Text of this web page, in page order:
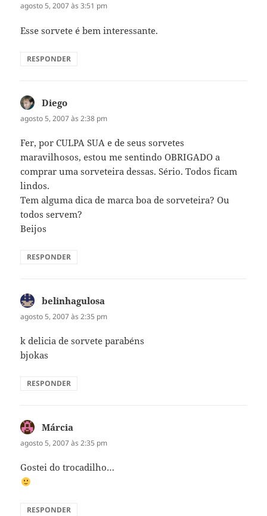
agosto 5, 2007 às 3:51 pm
Esse sorvete é bem interessante.
RESPONDER
Diego
agosto 5, 2007 às 2:38 pm
Fer, por CULPA SUA e de seus sorvetes
maravilhosos, estou me sentindo OBRIGADO a
comprar uma sorveteira dessas. Sério. Todos ficam
lindos.
Tem alguma dica de marca boa de sorveteira? Ou
todos servem?
Beijos
RESPONDER
belinhagulosa
agosto 5, 2007 às 2:35 pm
k delicia de sorvete parabéns
bjokas
RESPONDER
Márcia
agosto 5, 2007 às 2:35 pm
Gostei do trocadilho…
RESPONDER